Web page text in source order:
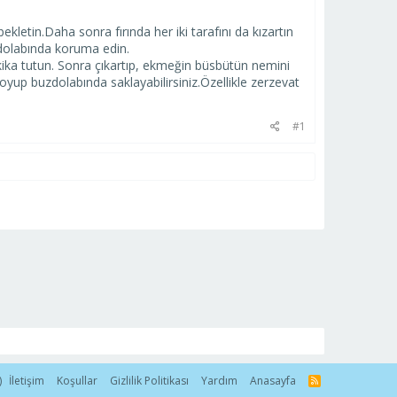
sonra fırında her iki tarafını da kızartın
koruma edin.
tutun. Sonra çıkartıp, ekmeğin büsbütün nemini
buzdolabında saklayabilirsiniz.Özellikle zerzevat
#1
İletişim Koşullar Gizlilik Politikası Yardım Anasayfa
R
S